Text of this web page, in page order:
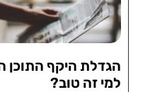
הגדלת היקף התוכן
למי זה טוב?